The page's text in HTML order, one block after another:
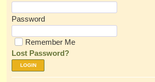
Password
Remember Me
Lost Password?
LOGIN